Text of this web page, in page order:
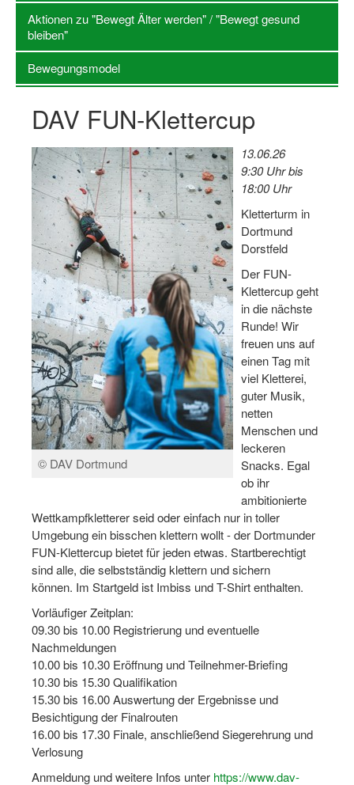
Übersicht Qualifizierungswege
Qualifizierung im Vereinsmanagement
Fachtag Bildung braucht Bewegung
Erste-Hilfe-Ausbildung
Anmeldeformular / Anmeldebedingungen
Bezuschussung Qualifizierung für Dortmunder
Projekte
Open Sports Day
Dortmund lernt Schwimmen
Mädchen in Mannschaftssportarten
Bewegungszwerge
Bewegungskindergarten
Mini-Sportabzeichen
Sportgutschein 4.0
SportartCheck
Sport vor Ort
Integration durch Sport
NRW bewegt seine KINDER!
Bewegt zu Hause
Bewegt ÄLTER werden in NRW!
Bewegt GESUND bleiben in NRW!
Aktionen zu "Bewegt Älter werden" / "Bewegt gesund
Bewegungsmodel
SSB-Sport
Aktionen zu "Bewegt Älter werden" / "Bewegt gesund
bleiben"
Bewegungsmodel
DAV FUN-Klettercup
© DAV Dortmund
13.06.26
9:30 Uhr bis
18:00 Uhr
Kletterturm in
Dortmund
Dorstfeld
Der FUN-
Klettercup geht
in die nächste
Runde! Wir
freuen uns auf
einen Tag mit
viel Kletterei,
guter Musik,
netten
Menschen und
leckeren
Snacks. Egal
ob ihr
ambitionierte
Wettkampfkletterer seid oder einfach nur in toller
Umgebung ein bisschen klettern wollt - der Dortmunder
FUN-Klettercup bietet für jeden etwas. Startberechtigt
sind alle, die selbstständig klettern und sichern
können. Im Startgeld ist Imbiss und T-Shirt enthalten.
Vorläufiger Zeitplan:
09.30 bis 10.00 Registrierung und eventuelle
Nachmeldungen
10.00 bis 10.30 Eröffnung und Teilnehmer-Briefing
10.30 bis 15.30 Qualifikation
15.30 bis 16.00 Auswertung der Ergebnisse und
Besichtigung der Finalrouten
16.00 bis 17.30 Finale, anschließend Siegerehrung und
Verlosung
Anmeldung und weitere Infos unter https://www.dav-